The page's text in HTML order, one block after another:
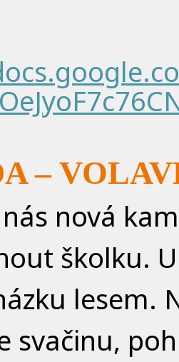
–
nová
školku.
lesem.
svačinu,